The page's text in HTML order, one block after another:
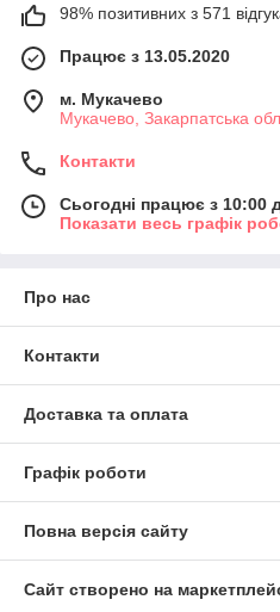
98% позитивних з 571
Працює з 13.05.2020
м. Мукачево
Мукачево, Закарпатська
Контакти
Сьогодні працює з 10:00
Показати весь графік
Про нас
Контакти
Доставка та оплата
Графік роботи
Повна версія сайту
Сайт створено на